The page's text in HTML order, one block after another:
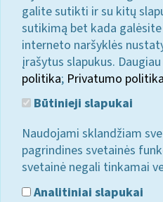
galite sutikti ir su kitų
sutikimą bet kada
interneto naršyklės
įrašytus slapukus.
politika; Privatumo
Būtinieji slapukai
Naudojami sklandžiam
pagrindines svetainės
svetainė negali tinkamai
Analitiniai slapukai